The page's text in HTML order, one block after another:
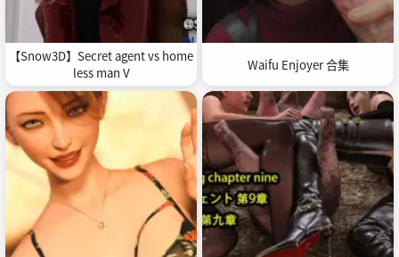
【Snow3D】Secret agent vs home
less man V
Waifu Enjoyer 合集